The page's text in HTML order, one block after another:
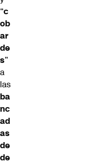
“c
ob
ar
de
s”
a
las
ba
nc
ad
as
de
de